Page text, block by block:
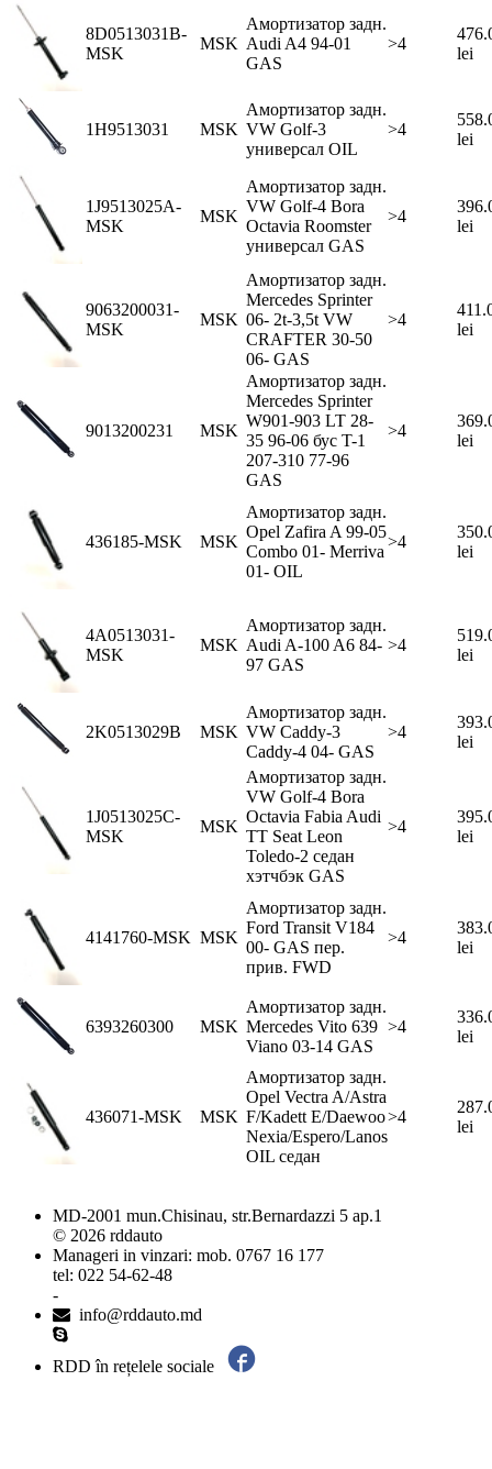
8D0513031B-
MSK
MSK
Амортизатор задн.
Audi A4 94-01
GAS
>4
lei
1H9513031 MSK
Амортизатор задн.
VW Golf-3
универсал OIL
>4
lei
1J9513025A-
MSK
MSK
Амортизатор задн.
VW Golf-4 Bora
Octavia Roomster
универсал GAS
>4
lei
9063200031-
MSK
MSK
Амортизатор задн.
Mercedes Sprinter
06- 2t-3,5t VW
CRAFTER 30-50
06- GAS
>4
lei
9013200231 MSK
Амортизатор задн.
Mercedes Sprinter
W901-903 LT 28-
35 96-06 бус T-1
207-310 77-96
GAS
>4
lei
436185-MSK MSK
Амортизатор задн.
Opel Zafira A 99-05
Combo 01- Merriva
01- OIL
>4
lei
4A0513031-
MSK
MSK
Амортизатор задн.
Audi A-100 A6 84-
97 GAS
>4
lei
2K0513029B MSK
Амортизатор задн.
VW Caddy-3
Caddy-4 04- GAS
>4
lei
1J0513025C-
MSK
MSK
Амортизатор задн.
VW Golf-4 Bora
Octavia Fabia Audi
TT Seat Leon
Toledo-2 седан
хэтчбэк GAS
>4
lei
4141760-MSK MSK
Амортизатор задн.
Ford Transit V184
00- GAS пер.
прив. FWD
>4
lei
6393260300 MSK
Амортизатор задн.
Mercedes Vito 639
Viano 03-14 GAS
>4
lei
436071-MSK MSK
Амортизатор задн.
Opel Vectra A/Astra
F/Kadett E/Daewoo
Nexia/Espero/Lanos
OIL седан
>4
lei
MD-2001 mun.Chisinau, str.Bernardazzi 5 ap.1
© 2026 rddauto
Manageri in vinzari: mob. 0767 16 177
tel: 022 54-62-48
-
info@rddauto.md
RDD în rețelele sociale